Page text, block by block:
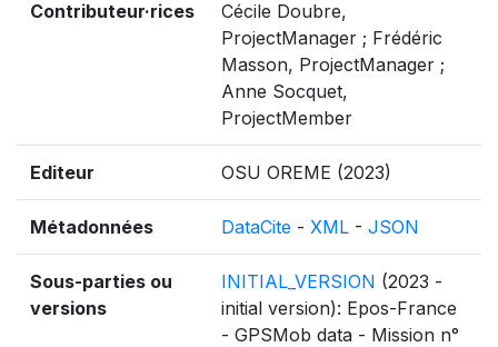
Contributeur·rices
Cécile Doubre,
ProjectManager ; Frédéric
Masson, ProjectManager ;
Anne Socquet,
ProjectMember
Editeur OSU OREME (2023)
Métadonnées DataCite - XML - JSON
Sous-parties ou
versions
INITIAL_VERSION (2023 -
initial version): Epos-France
- GPSMob data - Mission n°